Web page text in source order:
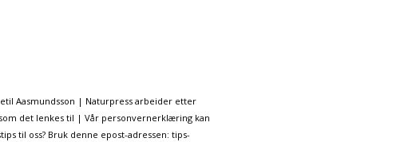
Aasmundsson | Naturpress arbeider etter
det lenkes til | Vår personvernerklæring kan
til oss? Bruk denne epost-adressen: tips-